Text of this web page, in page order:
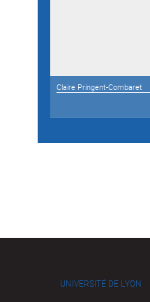
Claire Pringent-Combaret
UNIVERSITÉ DE LYON